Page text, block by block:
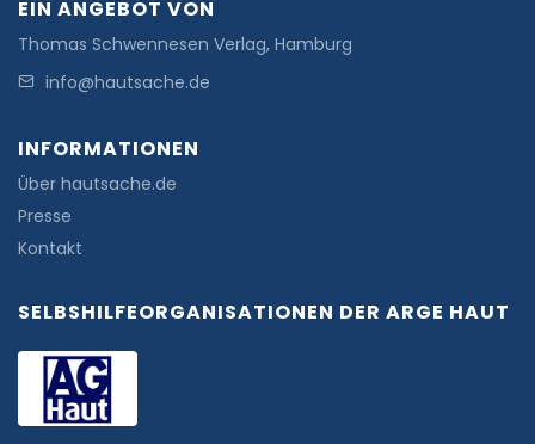
EIN ANGEBOT VON
Thomas Schwennesen Verlag, Hamburg
info@hautsache.de
INFORMATIONEN
Über hautsache.de
Presse
Kontakt
SELBSHILFEORGANISATIONEN DER ARGE HAUT